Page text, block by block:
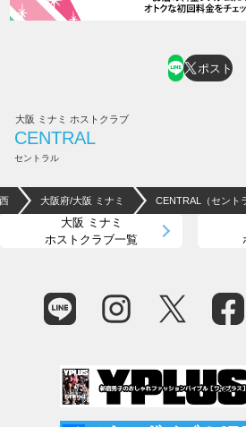
ポスト
大阪 ミナミ ホストクラブ
CENTRAL
セントラル
大阪府/大阪 ミナミ CENTRAL（セント
大阪 ミナミ
ホストクラブ一覧